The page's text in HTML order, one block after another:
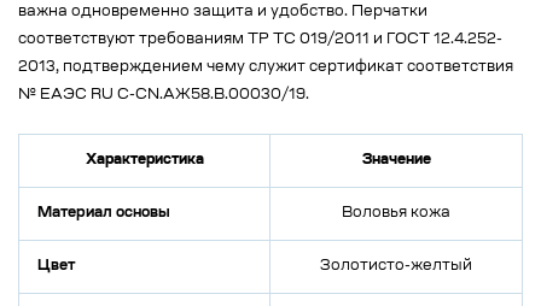
важна одновременно защита и удобство. Перчатки
соответствуют требованиям ТР ТС 019/2011 и ГОСТ 12.4.252-
2013, подтверждением чему служит сертификат соответствия
№ ЕАЭС RU C-CN.АЖ58.В.00030/19.
Характеристика Значение
Материал основы Воловья кожа
Цвет Золотисто-желтый